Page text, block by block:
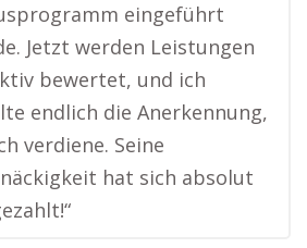
eingeführt
Jetzt werden Leistungen
bewertet, und ich
endlich die Anerkennung,
verdiene. Seine
hat sich absolut